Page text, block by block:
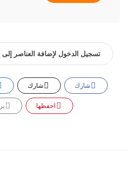
تسجيل الدخول لإضافة العناصر إلى
شارك شارك
احفظها